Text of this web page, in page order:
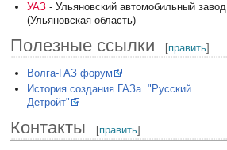
УАЗ- Ульяновский автомобильный завод
(Ульяновская область)
Полезные ссылки [править]
Волга-ГАЗ форум
История создания ГАЗа. "Русский
Детройт"
Контакты [править]